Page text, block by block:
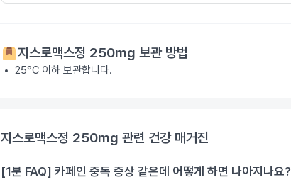
지스로맥스정 250mg 보관 방법
25°C 이하 보관합니다.
지스로맥스정 250mg 관련 건강 매거진
[1분 FAQ] 카페인 중독 증상 같은데 어떻게 하면 나아지나요?